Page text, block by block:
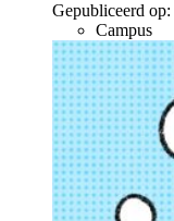
Gepubliceerd op:
Campus